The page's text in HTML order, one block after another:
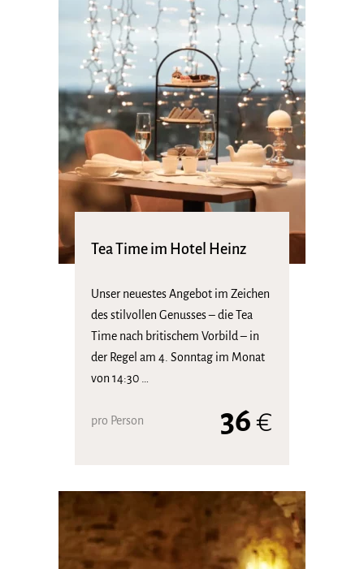
Tea Time im Hotel Heinz
Unser neuestes Angebot im Zeichen
des stilvollen Genusses – die Tea
Time nach britischem Vorbild – in
der Regel am 4. Sonntag im Monat
von 14:30 …
pro Person 36€